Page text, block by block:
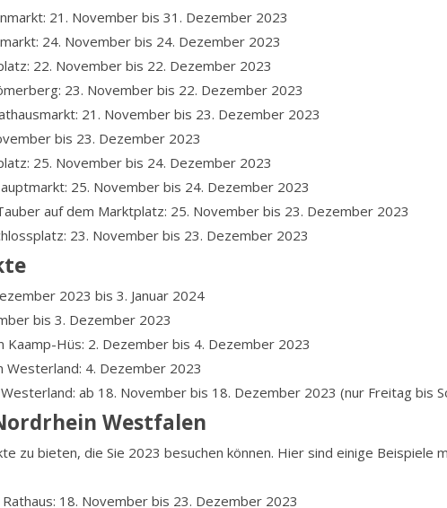
21. November bis 31. Dezember 2023
24. November bis 24. Dezember 2023
22. November bis 22. Dezember 2023
23. November bis 22. Dezember 2023
21. November bis 23. Dezember 2023
bis 23. Dezember 2023
25. November bis 24. Dezember 2023
25. November bis 24. Dezember 2023
auf dem Marktplatz: 25. November bis 23. Dezember 2023
23. November bis 23. Dezember 2023
2023 bis 3. Januar 2024
bis 3. Dezember 2023
Kaamp-Hüs: 2. Dezember bis 4. Dezember 2023
Westerland: 4. Dezember 2023
ab 18. November bis 18. Dezember 2023 (nur Freitag bis
Westfalen
zu bieten, die Sie 2023 besuchen können. Hier sind einige Beispiele
18. November bis 23. Dezember 2023